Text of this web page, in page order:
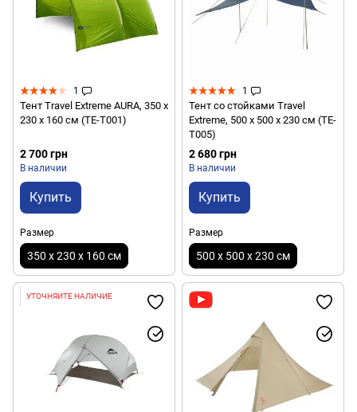
1
Тент Travel Extreme AURA, 350 х
230 х 160 см (ТЕ-Т001)
2 700 грн
В наличии
Купить
Размер
350 х 230 х 160 см
1
Тент со стойками Travel
Extreme, 500 х 500 х 230 см (ТЕ-
Т005)
2 680 грн
В наличии
Купить
Размер
500 х 500 х 230 см
УТОЧНЯЙТЕ НАЛИЧИЕ